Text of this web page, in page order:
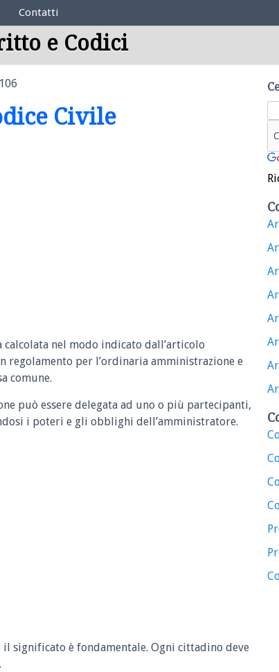
Contatti
e Codici
Civile
nel modo indicato dall’articolo
regolamento per l’ordinaria amministrazione e
comune.
può essere delegata ad uno o più partecipanti,
i poteri e gli obblighi dell’amministratore.
significato è fondamentale. Ogni cittadino deve